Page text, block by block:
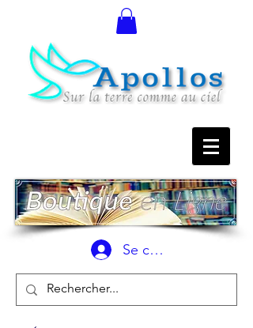
Se connecter